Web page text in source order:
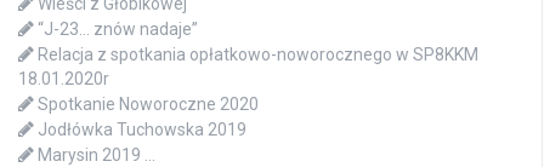
Wieści z Głobikowej
“J-23… znów nadaje”
Relacja z spotkania opłatkowo-noworocznego w SP8KKM
18.01.2020r
Spotkanie Noworoczne 2020
Jodłówka Tuchowska 2019
Marysin 2019 …